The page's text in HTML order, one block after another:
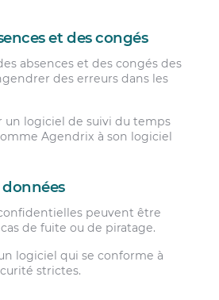
et des congés
absences et des congés des
des erreurs dans les
un logiciel de suivi du temps
Agendrix à son logiciel
données
peuvent être
de fuite ou de piratage.
logiciel qui se conforme à
strictes.